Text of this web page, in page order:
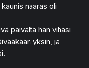
naaras oli
päivältä hän vihasi
yksin, ja